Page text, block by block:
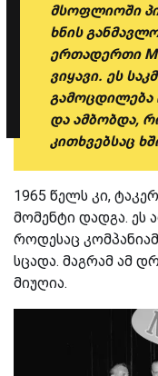
მსოფლიოში
ხნის
ერთადერთი
ვიყავი. ეს
გამოცდილება
და ამბობდა,
კითხვებსაც
1965 წელს კი,
მომენტი დადგა. ეს
როდესაც
სცადა. მაგრამ ამ
მიუღია.